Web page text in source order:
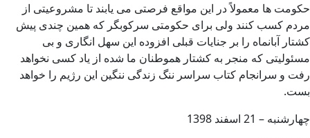
حکومت ها معمولاً در این مواقع فرصتی می یابند تا مشروعیتی از
مردم کسب کنند ولی برای حکومتی سرکوبگر که همین چندی پیش
کشتار آبانماه را بر جنایات قبلی افزوده این سهل انگاری و بی
مسئولیتی که منجر به کشتار هموطنان ما شده از یاد کسی نخواهد
رفت و سرانجام کتاب سراسر ننگ زندگی ننگین این رژیم را خواهد
بست.
چهارشنبه – 21 اسفند 1398